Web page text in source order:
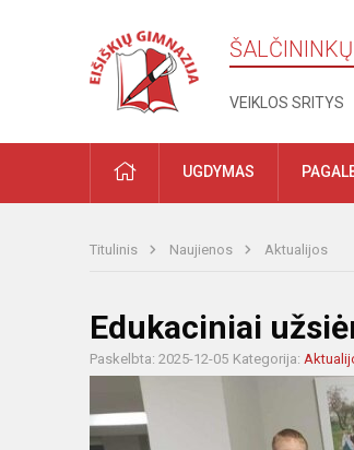
VEIKLOS SRITYS
PRADŽIAUGDYMAS
Titulinis Naujienos Aktualijos
Edukaciniai
Paskelbta: 2025-12-05 Kategorija: